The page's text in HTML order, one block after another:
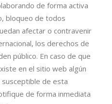
de forma activa
bloqueo de todos
afectar o contravenir
los derechos de
público. En caso de que
en el sitio web algún
de esta
de forma inmediata